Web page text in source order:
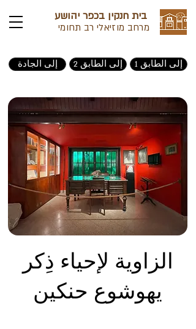
בית חנקין בכפר יהושע
מרחב מוזיאלי רב תחומי
إلى الجادة إلى الطابق 2 إلى الطابق 1
الزاوية لإحياء ذِكر
يهوشوع حنكين